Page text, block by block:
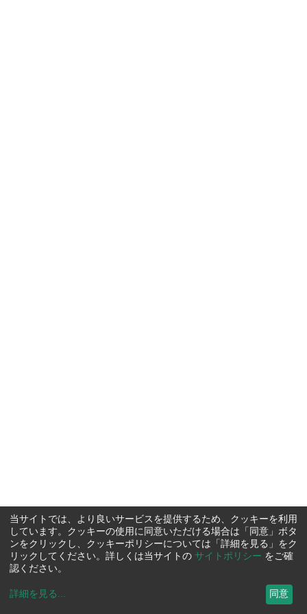
当サイトでは、より良いサービスを提供するため、クッキーを利用
しています。クッキーの使用に同意いただける場合は「同意」ボタ
ンをクリックし、クッキーポリシーについては「詳細を見る」をク
リックしてください。詳しくは当サイトの サイトポリシー をご確
認ください。
詳細を見る ... 同意